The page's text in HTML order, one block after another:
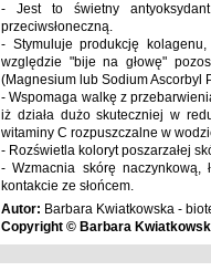
- Jest to świetny
przeciwsłoneczną.
- Stymuluje produkcję
względzie "bije na głowę"
(Magnesium lub Sodium Ascorbyl
- Wspomaga walkę z
iż działa dużo skuteczniej w
witaminy C rozpuszczalne w
- Rozświetla koloryt poszarzałej
- Wzmacnia skórę
kontakcie ze słońcem.
Autor: Barbara Kwiatkowska -
Copyright © Barbara